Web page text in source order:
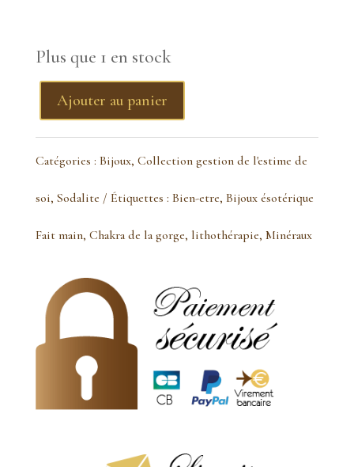
Plus que 1 en stock
quantité
de
Pendentif
Sodalite
cuivré
Ajouter au panier
Catégories : Bijoux, Collection gestion de l'estime de
soi, Sodalite Étiquettes : Bien-etre, Bijoux ésotérique
Fait main, Chakra de la gorge, lithothérapie, Minéraux